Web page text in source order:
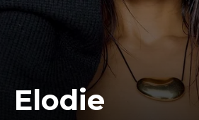
Elodie